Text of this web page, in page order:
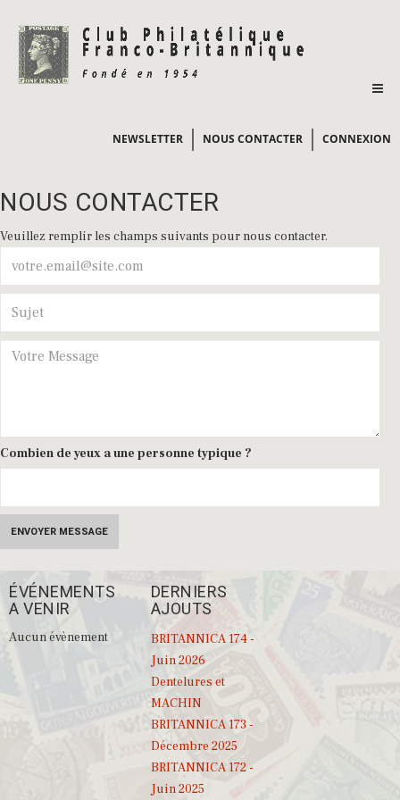
NEWSLETTER NOUS CONTACTER CONNEXION
NOUS CONTACTER
Veuillez remplir les champs suivants pour nous contacter.
Combien de yeux a une personne typique ?
ÉVÉNEMENTS
A VENIR
Aucun évènement
DERNIERS
AJOUTS
BRITANNICA 174 -
Juin 2026
Dentelures et
MACHIN
BRITANNICA 173 -
Décembre 2025
BRITANNICA 172 -
Juin 2025